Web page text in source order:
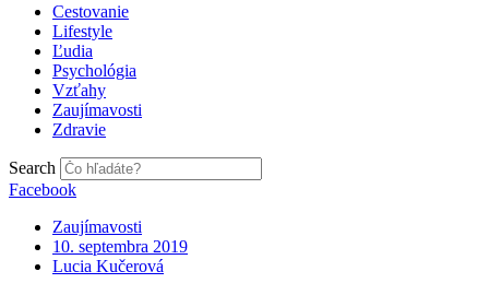
Cestovanie
Lifestyle
Ľudia
Psychológia
Vzťahy
Zaujímavosti
Zdravie
Search
Facebook
Zaujímavosti
10. septembra 2019
Lucia Kučerová